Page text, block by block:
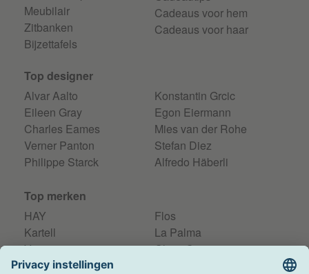
Meubilair
Zitbanken
Bijzettafels
Cadeaus voor hem
Cadeaus voor haar
Top designer
Alvar Aalto
Eileen Gray
Charles Eames
Verner Panton
Philippe Starck
Konstantin Grcic
Egon Eiermann
Mies van der Rohe
Stefan Diez
Alfredo Häberli
Top merken
HAY
Kartell
Vitra
Fermob
Flos
La Palma
ClassiCon